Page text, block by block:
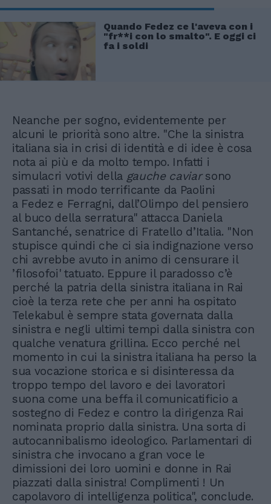
Quando Fedez ce l'aveva con i
"fr**i con lo smalto". E oggi ci
fa i soldi
Neanche per sogno, evidentemente per
alcuni le priorità sono altre. "Che la sinistra
italiana sia in crisi di identità e di idee è cosa
nota ai più e da molto tempo. Infatti i
simulacri votivi della gauche caviar sono
passati in modo terrificante da Paolini
a Fedez e Ferragni, dall’Olimpo del pensiero
al buco della serratura" attacca Daniela
Santanché, senatrice di Fratello d’Italia. "Non
stupisce quindi che ci sia indignazione verso
chi avrebbe avuto in animo di censurare il
’filosofoi' tatuato. Eppure il paradosso c’è
perché la patria della sinistra italiana in Rai
cioè la terza rete che per anni ha ospitato
Telekabul è sempre stata governata dalla
sinistra e negli ultimi tempi dalla sinistra con
qualche venatura grillina. Ecco perché nel
momento in cui la sinistra italiana ha perso la
sua vocazione storica e si disinteressa da
troppo tempo del lavoro e dei lavoratori
suona come una beffa il comunicatificio a
sostegno di Fedez e contro la dirigenza Rai
nominata proprio dalla sinistra. Una sorta di
autocannibalismo ideologico. Parlamentari di
sinistra che invocano a gran voce le
dimissioni dei loro uomini e donne in Rai
piazzati dalla sinistra! Complimenti ! Un
capolavoro di intelligenza politica", conclude.